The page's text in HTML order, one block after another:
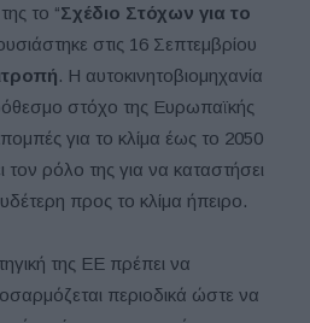
το “Σχέδιο Στόχων για το
στις 16 Σεπτεμβρίου
. Η αυτοκινητοβιομηχανία
στόχο της Ευρωπαϊκής
για το κλίμα έως το 2050
τον ρόλο της για να καταστήσει
προς το κλίμα ήπειρο.
της ΕΕ πρέπει να
περιοδικά ώστε να